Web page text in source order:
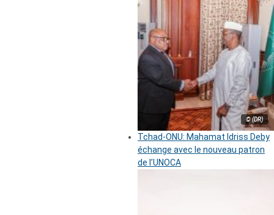
© (DR)
Tchad-ONU: Mahamat Idriss Deby
échange avec le nouveau patron
de l’UNOCA